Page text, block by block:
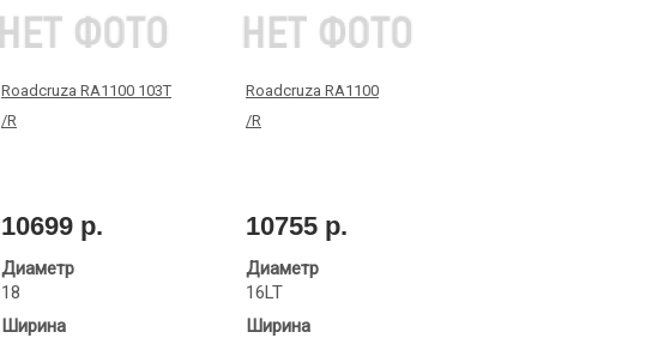
Roadcruza RA1100 103T
/R
10699 р.
Диаметр
18
Ширина
Roadcruza RA1100
/R
10755 р.
Диаметр
16LT
Ширина